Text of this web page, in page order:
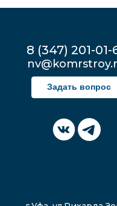
8 (347) 201-01-
Задать вопрос